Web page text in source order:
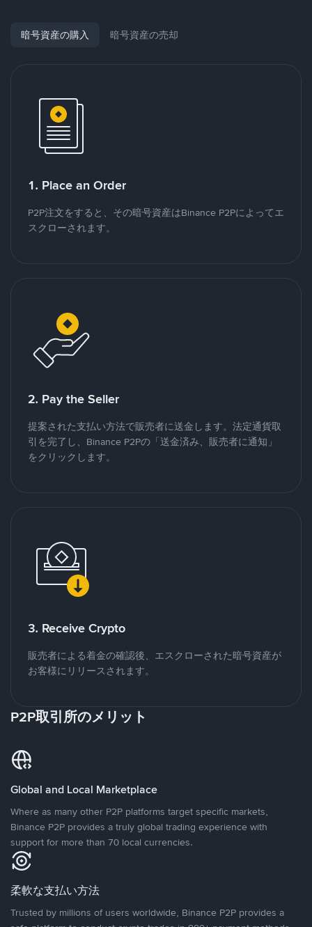
暗号資産の購入 暗号資産の売却
1. Place an Order
P2P注文をすると、その暗号資産はBinance P2Pによってエ
スクローされます。
2. Pay the Seller
提案された支払い方法で販売者に送金します。法定通貨取
引を完了し、Binance P2Pの「送金済み、販売者に通知」
をクリックします。
3. Receive Crypto
販売者による着金の確認後、エスクローされた暗号資産が
お客様にリリースされます。
P2P取引所のメリット
Global and Local Marketplace
Where as many other P2P platforms target specific markets,
Binance P2P provides a truly global trading experience with
support for more than 70 local currencies.
柔軟な支払い方法
Trusted by millions of users worldwide, Binance P2P provides a